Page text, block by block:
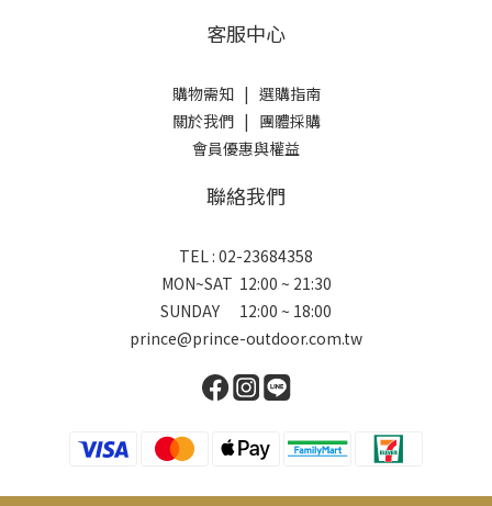
客服中心
購物需知| 選購指南
關於我們| 團體採購
會員優惠與權益
聯絡我們
TEL : 02-23684358
MON~SAT 12:00 ~ 21:30
SUNDAY 12:00 ~ 18:00
prince@prince-outdoor.com.tw